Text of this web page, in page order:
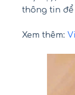
thông tin
Xem thêm: